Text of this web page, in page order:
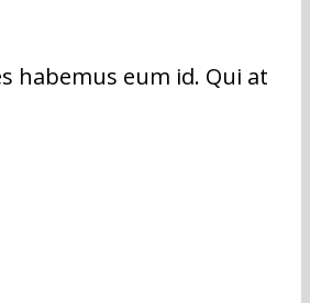
habemus eum id. Qui at